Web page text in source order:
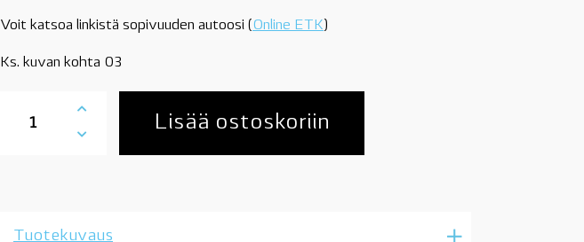
Voit katsoa linkistä sopivuuden autoosi (Online ETK)
Ks. kuvan kohta 03
vesiletku,
Lisää ostoskoriin
Tuotekuvaus